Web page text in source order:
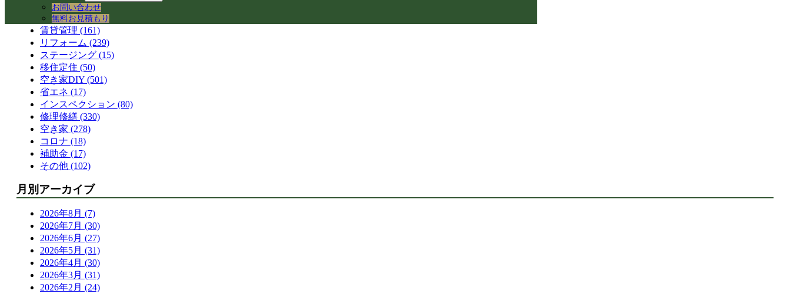
お問い合わせ
無料お見積もり
空き家活用 (328)
コワーキングスペース (41)
賃貸管理 (161)
リフォーム (239)
ステージング (15)
移住定住 (50)
空き家DIY (501)
省エネ (17)
インスペクション (80)
修理修繕 (330)
空き家 (278)
コロナ (18)
補助金 (17)
その他 (102)
月別アーカイブ
2026年8月 (7)
2026年7月 (30)
2026年6月 (27)
2026年5月 (31)
2026年4月 (30)
2026年3月 (31)
2026年2月 (24)